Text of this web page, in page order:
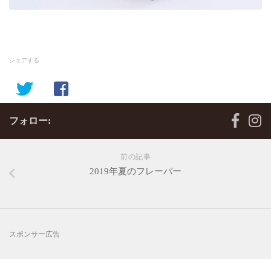
シェアする
フォロー:
前の記事
2019年夏のフレーバー
スポンサー広告